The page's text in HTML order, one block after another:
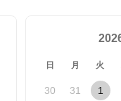
日 月 火
30 31 1